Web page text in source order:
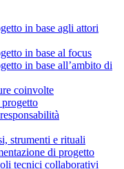
in base agli attori
in base al focus
in base all’ambito di
coinvolte
strumenti e rituali
di progetto
tecnici collaborativi